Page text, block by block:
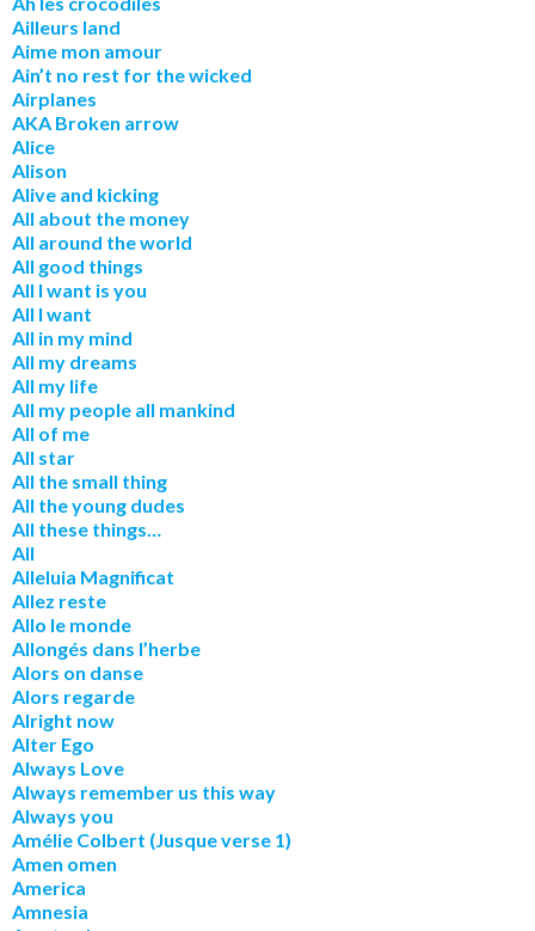
Ailleurs land
Aime mon amour
Ain’t no rest for the wicked
Airplanes
AKA Broken arrow
Alice
Alison
Alive and kicking
All about the money
All around the world
All good things
All I want is you
All I want
All in my mind
All my dreams
All my life
All my people all mankind
All of me
All star
All the small thing
All the young dudes
All these things…
All
Alleluia Magnificat
Allez reste
Allo le monde
Allongés dans l’herbe
Alors on danse
Alors regarde
Alright now
Alter Ego
Always Love
Always remember us this way
Always you
Amélie Colbert (Jusque verse 1)
Amen omen
America
Amnesia